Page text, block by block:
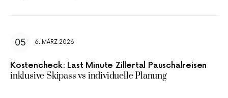
6. MÄRZ 2026
Kostencheck: Last Minute Zillertal Pauschalreisen
inklusive Skipass vs individuelle Planung